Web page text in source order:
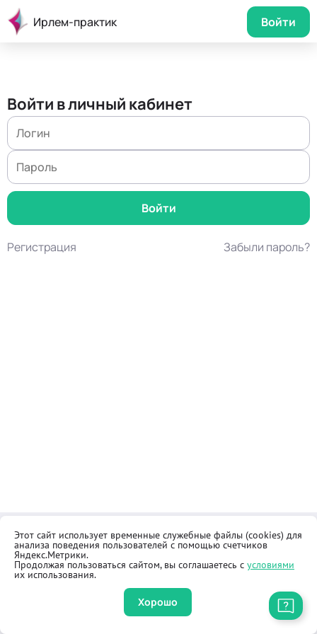
Ирлем-практик Войти
Войти в личный кабинет
Регистрация Забыли пароль?
Контакты
Как купить
Общественная приёмная
Реквизиты
Оферта
Правила продажи товаров
Этот сайт использует временные служебные файлы (cookies) для
анализа поведения пользователей с помощью счетчиков
Яндекс.Метрики.
Продолжая пользоваться сайтом, вы соглашаетесь с условиями
их использования.
Хорошо